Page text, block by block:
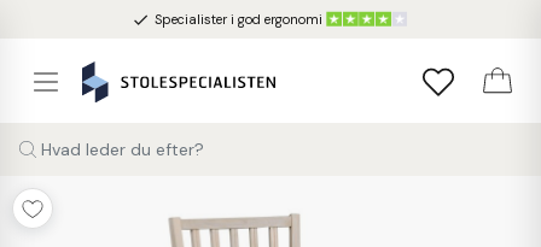
done Specialister i god ergonomi
Hvad leder du efter?